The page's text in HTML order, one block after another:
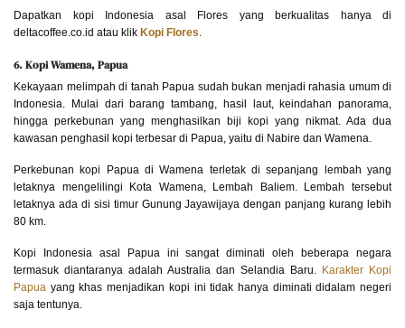
Dapatkan kopi Indonesia asal Flores yang berkualitas hanya di
deltacoffee.co.id atau klik Kopi Flores.
6. Kopi Wamena, Papua
Kekayaan melimpah di tanah Papua sudah bukan menjadi rahasia umum di
Indonesia. Mulai dari barang tambang, hasil laut, keindahan panorama,
hingga perkebunan yang menghasilkan biji kopi yang nikmat. Ada dua
kawasan penghasil kopi terbesar di Papua, yaitu di Nabire dan Wamena.
Perkebunan kopi Papua di Wamena terletak di sepanjang lembah yang
letaknya mengelilingi Kota Wamena, Lembah Baliem. Lembah tersebut
letaknya ada di sisi timur Gunung Jayawijaya dengan panjang kurang lebih
80 km.
Kopi Indonesia asal Papua ini sangat diminati oleh beberapa negara
termasuk diantaranya adalah Australia dan Selandia Baru. Karakter Kopi
Papua yang khas menjadikan kopi ini tidak hanya diminati didalam negeri
saja tentunya.